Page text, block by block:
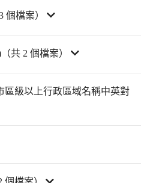
個檔案）
共 2 個檔案）
區級以上行政區域名稱中英對